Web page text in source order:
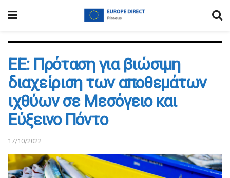
EE: Πρόταση για βιώσιμη
διαχείριση των αποθεμάτων
ιχθύων σε Μεσόγειο και
Εύξεινο Πόντο
17/10/2022